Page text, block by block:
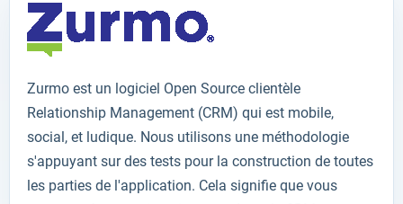
Zurmo est un logiciel Open Source clientèle
Relationship Management (CRM) qui est mobile,
social, et ludique. Nous utilisons une méthodologie
s'appuyant sur des tests pour la construction de toutes
les parties de l'application. Cela signifie que vous